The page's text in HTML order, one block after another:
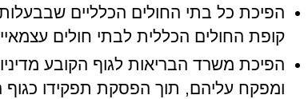
הפיכת כל בתי החולים הכלליים
קופת החולים הכללית לבתי חולים
הפיכת משרד הבריאות לגוף הקובע
ומפקח עליהם, תוך הפסקת תפקידו כגוף